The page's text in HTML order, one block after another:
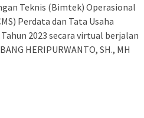
Teknis (Bimtek) Operasional
Perdata dan Tata Usaha
2023 secara virtual berjalan
HERIPURWANTO, SH., MH